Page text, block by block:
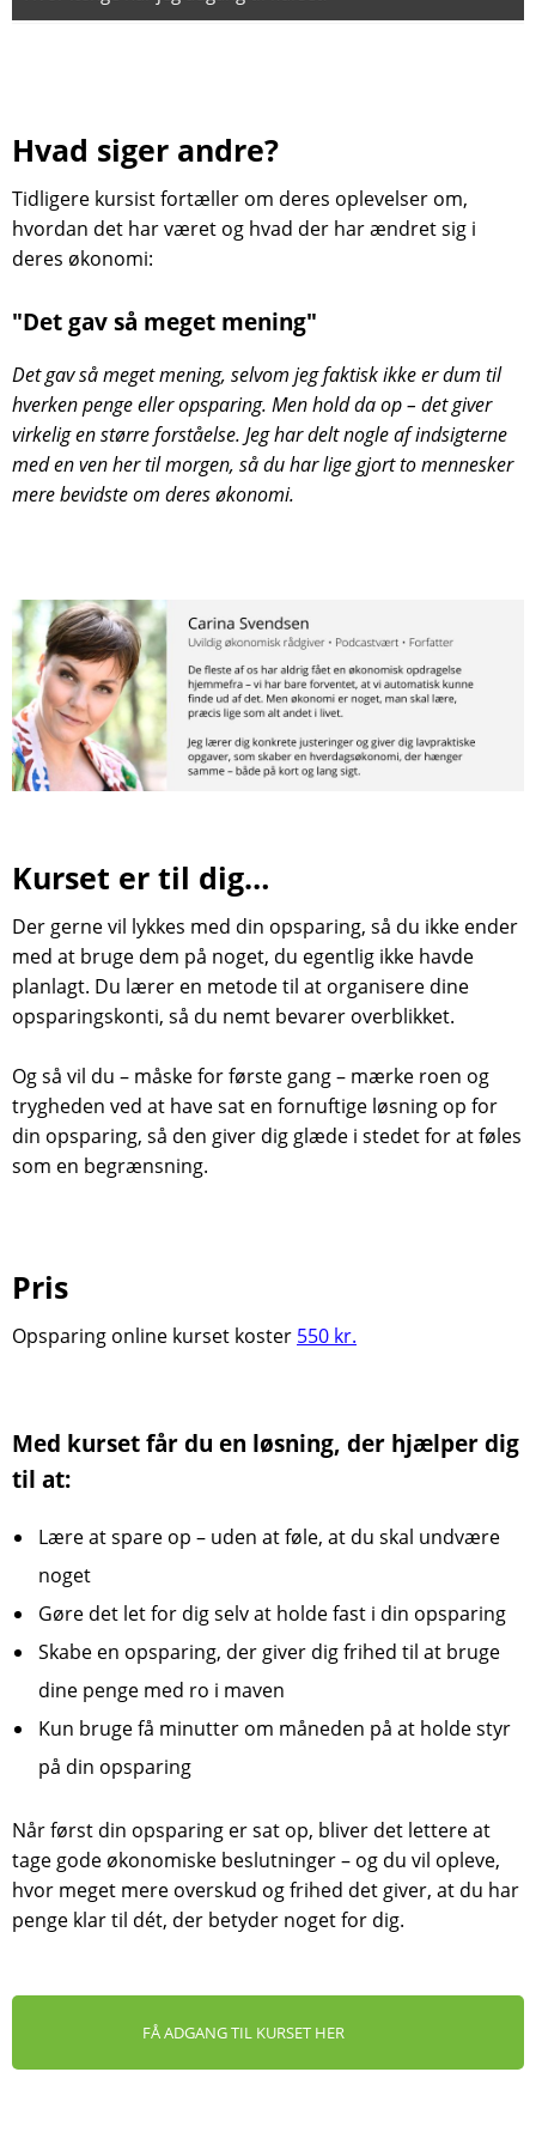
gennemgår din økonomi og finder de bedste
kan spare op, selv hvis du føler, at du ikke har
enkle videoer gør det let at komme igennem.
styr på.
Hvad siger andre?
Tidligere kursist fortæller om deres oplevelser om,
hvordan det har været og hvad der har ændret sig i
deres økonomi:
"Det gav så meget mening"
Det gav så meget mening, selvom jeg faktisk ikke er dum til
hverken penge eller opsparing. Men hold da op – det giver
virkelig en større forståelse. Jeg har delt nogle af indsigterne
med en ven her til morgen, så du har lige gjort to mennesker
mere bevidste om deres økonomi.
Kurset er til dig…
Der gerne vil lykkes med din opsparing, så du ikke ender
med at bruge dem på noget, du egentlig ikke havde
planlagt. Du lærer en metode til at organisere dine
opsparingskonti, så du nemt bevarer overblikket.
Og så vil du – måske for første gang – mærke roen og
trygheden ved at have sat en fornuftige løsning op for
din opsparing, så den giver dig glæde i stedet for at føles
som en begrænsning.
Pris
Opsparing online kurset koster 550 kr.
Med kurset får du en løsning, der hjælper dig
til at:
Lære at spare op – uden at føle, at du skal undvære
noget
Gøre det let for dig selv at holde fast i din opsparing
Skabe en opsparing, der giver dig frihed til at bruge
dine penge med ro i maven
Kun bruge få minutter om måneden på at holde styr
på din opsparing
Når først din opsparing er sat op, bliver det lettere at
tage gode økonomiske beslutninger – og du vil opleve,
hvor meget mere overskud og frihed det giver, at du har
penge klar til dét, der betyder noget for dig.
FÅ ADGANG TIL KURSET HER